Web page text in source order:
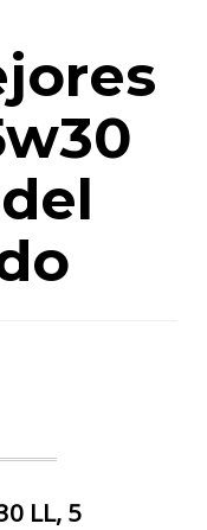
LL, 5